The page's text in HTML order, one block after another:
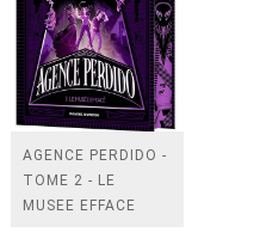
AGENCE PERDIDO -
TOME 2 - LE
MUSEE EFFACE